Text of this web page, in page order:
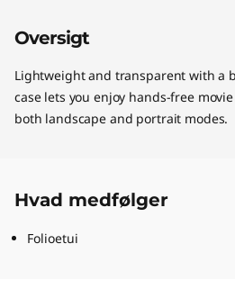
Oversigt
Lightweight and transparent with a
case lets you enjoy hands-free
both landscape and portrait modes.
Hvad medfølger
Folioetui